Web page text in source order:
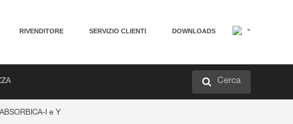
RIVENDITORE SERVIZIO CLIENTI DOWNLOADS
Cerca
I e Y